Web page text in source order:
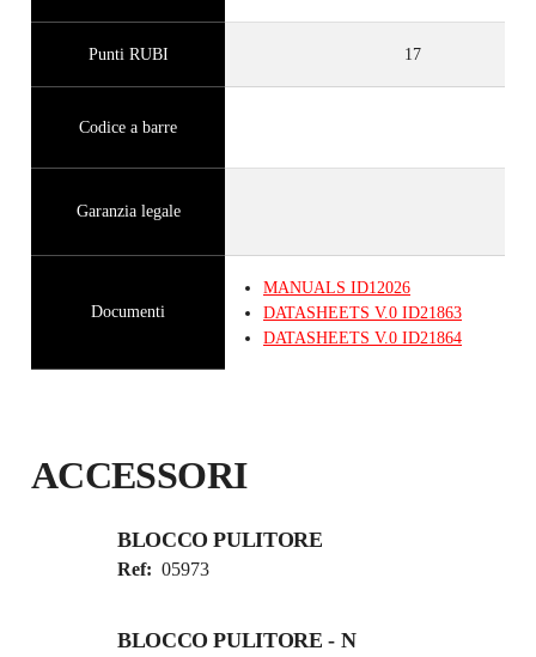
Punti RUBI 17
Codice a barre
Garanzia legale
Documenti
MANUALS ID12026
DATASHEETS V.0 ID21863
DATASHEETS V.0 ID21864
ACCESSORI
BLOCCO PULITORE
Ref: 05973
BLOCCO PULITORE - N